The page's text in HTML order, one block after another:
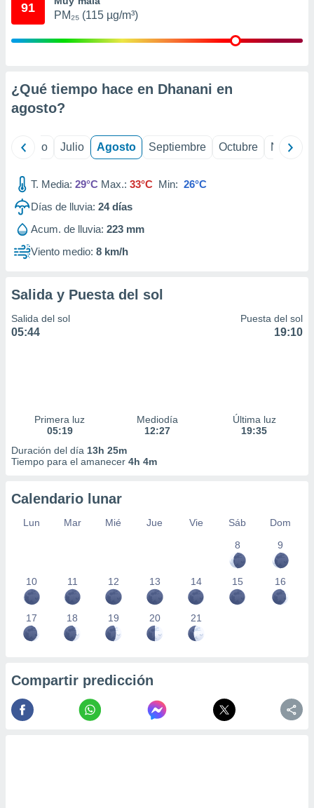
publicidad
1199
91
PM₂₅ (115 µg/m³)
¿Qué tiempo hace en Dhanani en
agosto?
Junio Julio Agosto Septiembre Octubre
T. Media: 29°C Max.: 33°C Min: 26°C
Días de lluvia: 24días
Acum. de lluvia: 223 mm
Viento medio: 8 km/h
Salida y Puesta del sol
Salida del sol
05:44
Puesta del sol
19:10
Primera luz
05:19
Mediodía
12:27
Última luz
19:35
Duración del día 13h 25m
Tiempo para el amanecer 4h 4m
Calendario lunar
Lun Mar Mié Jue Vie Sáb
Dom
8
9
10 11 12 13 14 15 16
17 18 19 20 21
Compartir predicción